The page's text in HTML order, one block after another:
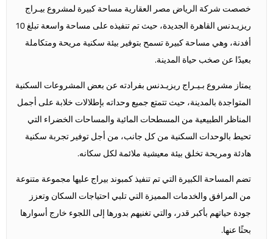
خصصت شركة الرياض مصر العقارية مساحة كبيرة لمشروع بيـراج
ريزيـدنس القاهرة الجديدة، حيث تم تنفيذه على مساحة واسعة تبلغ 10
أفدنة، وهي مساحة كبيرة تسمح بتوفير بيئة سكنية مريحة ومتكاملة
بعيدًا عن صخب حياة المدينة.
يمتاز مشروع بـيـراج ريزيـدنس بفرادته عن بعض المشروعات السكنية
المتواجدة بالمدينة، حيث تتمتع جميع وحداته بإطلالات خلابة على أجمل
المناظر الطبيعية من المسطحات المائية والمساحات الخضراء التي
تحيط بالوحدات السكنية من كل جانب، من أجل توفير تجربة سكنية
هادئة ومريحة تخلق بيئة معيشية ملائمة لكل سكانه.
تضم المساحة الكبيرة التي تم تنفيذ كمبوند بيراج عليها مجموعة متنوعة
من المرافق والخدمات المميزة التي تلبي احتياجات السكان وتعزز
جودة حياتهم بأكبر قدر، والتي تغنيهم بدورها إلى اللجوء خارج أسوارها
بحثًا عنها.